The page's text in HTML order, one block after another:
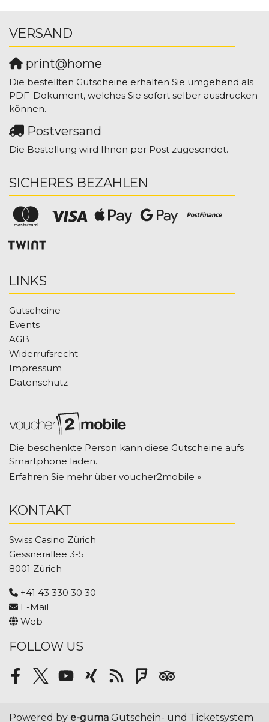
VERSAND
print@home
Die bestellten Gutscheine erhalten Sie umgehend als
PDF-Dokument, welches Sie sofort selber ausdrucken
können.
Postversand
Die Bestellung wird Ihnen per Post zugesendet.
SICHERES BEZAHLEN
LINKS
Gutscheine
Events
AGB
Widerrufsrecht
Impressum
Datenschutz
Die beschenkte Person kann diese Gutscheine aufs
Smartphone laden.
Erfahren Sie mehr über voucher2mobile »
KONTAKT
Swiss Casino Zürich
Gessnerallee 3-5
8001 Zürich
+41 43 330 30 30
E-Mail
Web
FOLLOW US
Facebook
TwitterYoutubeXing RSS FoursquareTripadvisor
Powered by e-guma Gutschein- und Ticketsystem